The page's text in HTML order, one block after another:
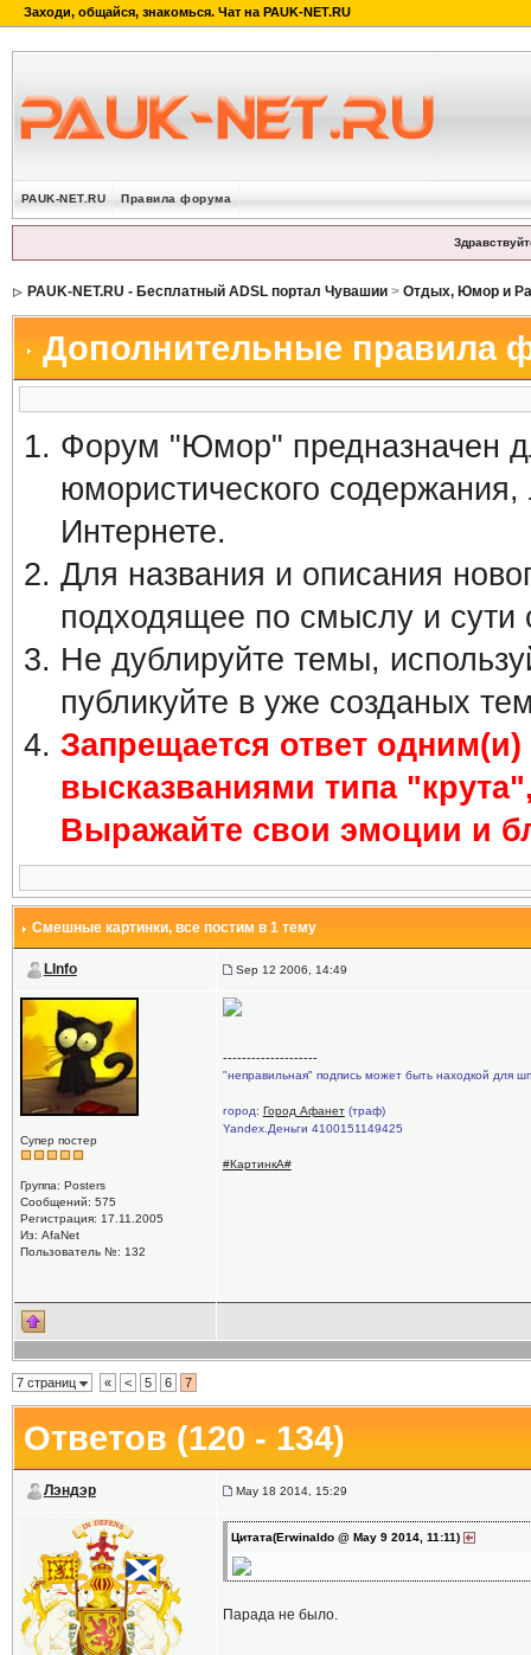
PAUK-NET.RU Правила форума
PAUK-NET.RU - Бесплатный ADSL портал Чувашии> Отдых, Юмор и
Дополнительные правила
Форум "Юмор" предназначен
юмористического
Интернете.
Для названия и описания
подходящее по смыслу и сути
Не дублируйте темы,
публикуйте в уже созданых
Запрещается ответ
высказваниями типа
Выражайте свои эмоции и
Смешные картинки, все постим в 1 тему
LInfo Sep 12 2006, 14:49
Супер постер
Группа: Posters
Сообщений: 575
Регистрация: 17.11.2005
Из: AfaNet
Пользователь №: 132
--------------------
"неправильная" подпись может быть находкой для
город: Город Афанет(траф)
Yandex.Деньги 4100151149425
#КартинкА#
7 страниц « < 5 6 7
Ответов (120 - 134)
Лэндэр May 18 2014, 15:29
Цитата(Erwinaldo @ May 9 2014, 11:11)
Парада не было.